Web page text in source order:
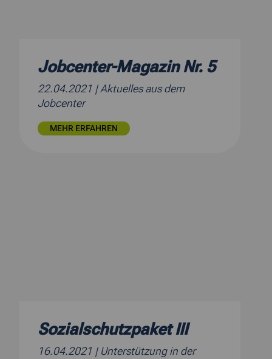
Jobcenter-Magazin Nr. 5
22.04.2021 | Aktuelles aus dem
Jobcenter
MEHR ERFAHREN
Sozialschutzpaket III
16.04.2021 | Unterstützung in der